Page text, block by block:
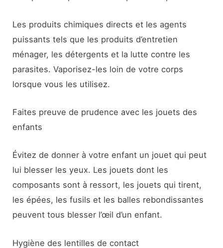
Les produits chimiques directs et les agents
puissants tels que les produits d’entretien
ménager, les détergents et la lutte contre les
parasites. Vaporisez-les loin de votre corps
lorsque vous les utilisez.
Faites preuve de prudence avec les jouets des
enfants
Évitez de donner à votre enfant un jouet qui peut
lui blesser les yeux. Les jouets dont les
composants sont à ressort, les jouets qui tirent,
les épées, les fusils et les balles rebondissantes
peuvent tous blesser l’œil d’un enfant.
Hygiène des lentilles de contact